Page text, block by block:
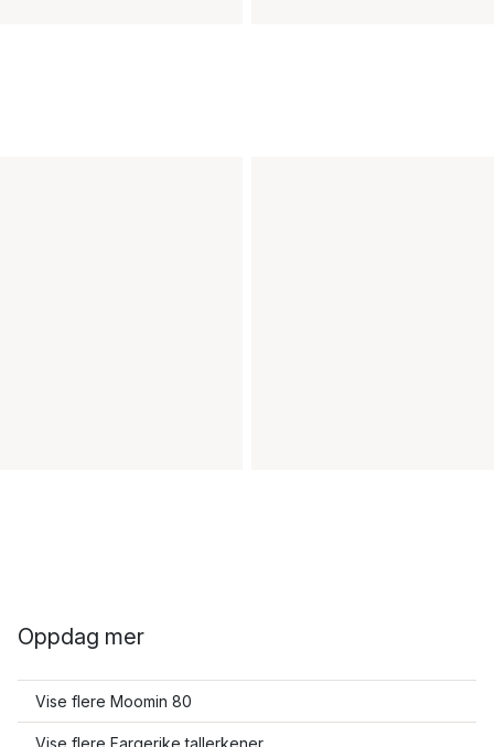
Oppdag mer
Vise flere Moomin 80
Vise flere Fargerike tallerkener